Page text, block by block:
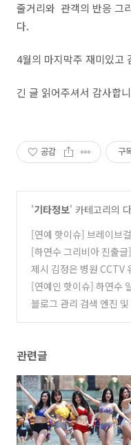
줄거리와 관객의 반응 그
다.
4월의 마지막주 재미있고
긴 글 읽어주셔서 감사합
공감 구
'기타정보' 카테고리의
[연예 핫이슈] 브레이브
명은? (0)
[하연수 그리비아 진출
는거냐? (0)
제시 김정은 병원 CCTV
[연예인 핫이슈] 하연수
블로그 관리 검색 엔진
관련글